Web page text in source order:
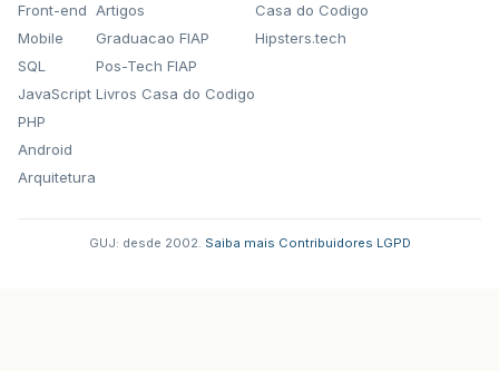
Front-end
Mobile
SQL
JavaScript
PHP
Android
Arquitetura
Artigos
Graduacao FIAP
Pos-Tech FIAP
Livros Casa do Codigo
Casa do Codigo
Hipsters.tech
GUJ: desde 2002. Saiba mais Contribuidores LGPD